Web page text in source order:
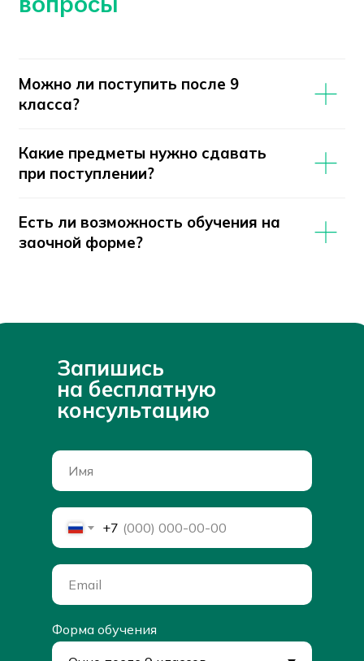
Запишись
на бесплатную
консультацию
+7
Форма обучения